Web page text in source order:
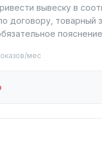
вывеску в
договору, товарный
мес